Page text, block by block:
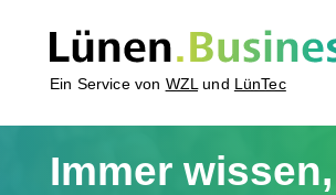
Ein Service von WZL und LünTec
Immer